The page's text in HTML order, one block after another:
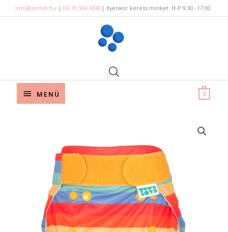
to
info@temiti.hu | 06 70 369 4340 | Ilyenkor keress minket: H-P 9:30 -17:00
Below
MENÜ 0